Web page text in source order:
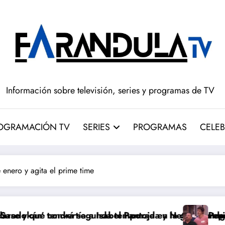
Información sobre televisión, series y programas de TV
TV SERIES PROGRAMAS
enero y agita el prime time
Pantoja en la gran antagonista
temporada y Netflix cambia el futuro de la serie
Pepón y Edu caen en la